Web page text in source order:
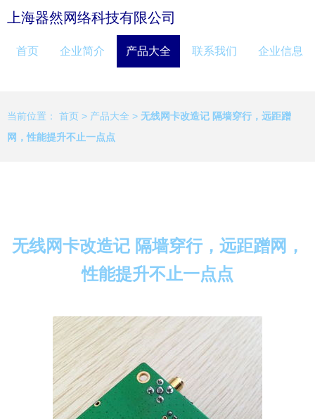
上海器然网络科技有限公司
首页 企业简介 产品大全 联系我们 企业信息
当前位置： 首页 > 产品大全 > 无线网卡改造记 隔墙穿行，远距蹭
网，性能提升不止一点点
无线网卡改造记 隔墙穿行，远距蹭网，
性能提升不止一点点